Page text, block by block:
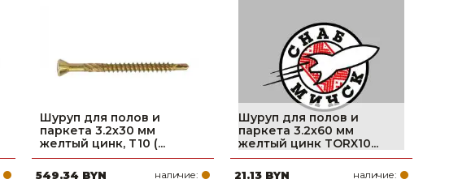
Чашечные кормушки
Шуруп для полов и
паркета 3.2х30 мм
желтый цинк, T10 (...
549.34 BYN наличие:
Шуруп для полов и
паркета 3.2х60 мм
желтый цинк TORX10...
21.13 BYN наличие: